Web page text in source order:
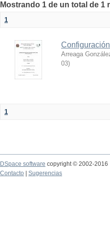
Mostrando 1 de un total de 1
1
Arreaga
03)
1
DSpace software copyright © 2002-2016
Contacto
Sugerencias